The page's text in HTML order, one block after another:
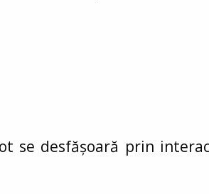
se desfășoară prin